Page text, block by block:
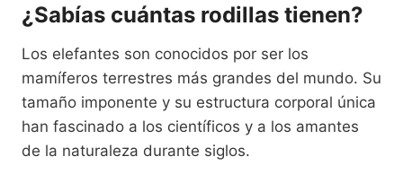
¿Sabías cuántas rodillas tienen?
Los elefantes son conocidos por ser los
mamíferos terrestres más grandes del mundo. Su
tamaño imponente y su estructura corporal única
han fascinado a los científicos y a los amantes
de la naturaleza durante siglos.